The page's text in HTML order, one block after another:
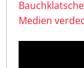
Medien